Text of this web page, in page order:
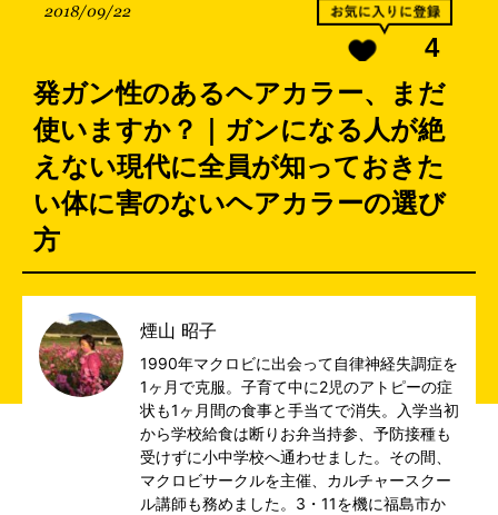
2018/09/22
4
発ガン性のあるヘアカラー、まだ
使いますか？｜ガンになる人が絶
えない現代に全員が知っておきた
い体に害のないヘアカラーの選び
方
煙山 昭子
1990年マクロビに出会って自律神経失調症を
1ヶ月で克服。子育て中に2児のアトピーの症
状も1ヶ月間の食事と手当てで消失。入学当初
から学校給食は断りお弁当持参、予防接種も
受けずに小中学校へ通わせました。その間、
マクロビサークルを主催、カルチャースクー
ル講師も務めました。3・11を機に福島市か